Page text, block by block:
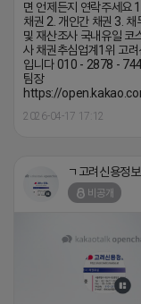
면 언제든지 연락주세요
채권 2. 개인간 채권 3. 채
및 재산조사 국내유일 코
사 채권추심업계1위 고
입니다 010 - 2878 -
팀장
https://
2026-04-17 17:12
비공개